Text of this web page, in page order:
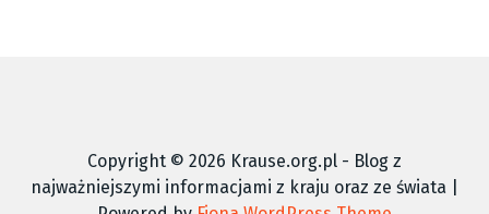
Copyright © 2026 Krause.org.pl - Blog z
najważniejszymi informacjami z kraju oraz ze świata |